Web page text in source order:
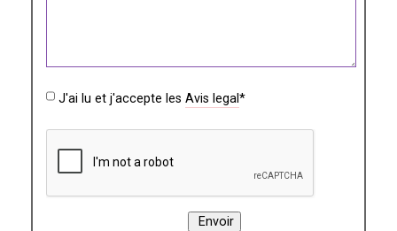
J'ai lu et j'accepte lesAvis legal*